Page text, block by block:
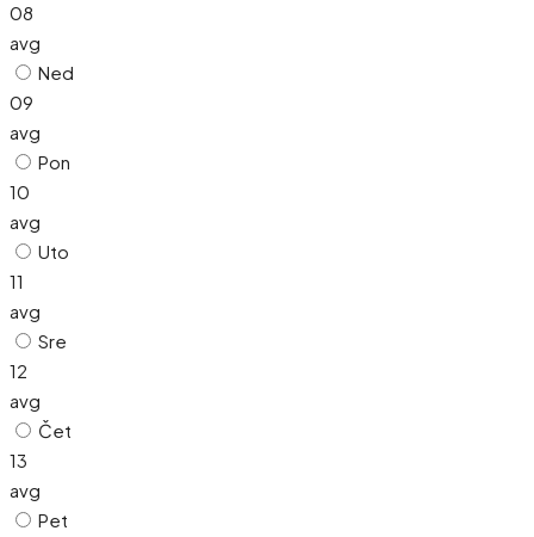
08
avg
Ned
09
avg
Pon
10
avg
Uto
11
avg
Sre
12
avg
Čet
13
avg
Pet